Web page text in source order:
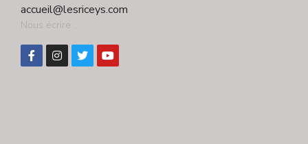
accueil@lesriceys.com
Nous écrire ...